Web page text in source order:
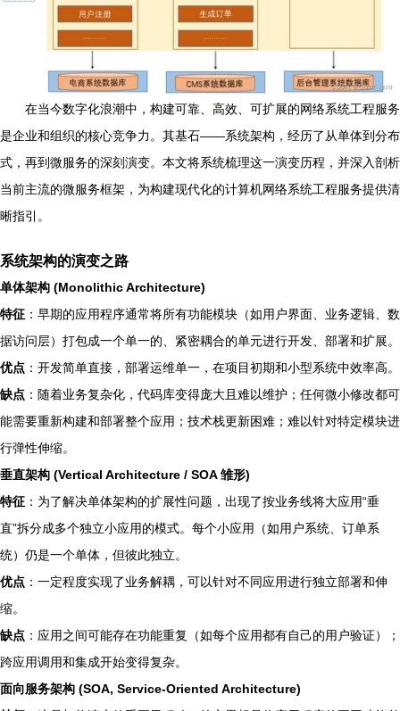
在当今数字化浪潮中，构建可靠、高效、可扩展的网络系统工程服务
是企业和组织的核心竞争力。其基石——系统架构，经历了从单体到分布
式，再到微服务的深刻演变。本文将系统梳理这一演变历程，并深入剖析
当前主流的微服务框架，为构建现代化的计算机网络系统工程服务提供清
晰指引。
系统架构的演变之路
单体架构 (Monolithic Architecture)
特征 ：早期的应用程序通常将所有功能模块（如用户界面、业务逻辑、数
据访问层）打包成一个单一的、紧密耦合的单元进行开发、部署和扩展。
优点 ：开发简单直接，部署运维单一，在项目初期和小型系统中效率高。
缺点 ：随着业务复杂化，代码库变得庞大且难以维护；任何微小修改都可
能需要重新构建和部署整个应用；技术栈更新困难；难以针对特定模块进
行弹性伸缩。
垂直架构 (Vertical Architecture / SOA 雏形)
特征 ：为了解决单体架构的扩展性问题，出现了按业务线将大应用“垂
直”拆分成多个独立小应用的模式。每个小应用（如用户系统、订单系
统）仍是一个单体，但彼此独立。
优点 ：一定程度实现了业务解耦，可以针对不同应用进行独立部署和伸
缩。
缺点 ：应用之间可能存在功能重复（如每个应用都有自己的用户验证）；
跨应用调用和集成开始变得复杂。
面向服务架构 (SOA, Service-Oriented Architecture)